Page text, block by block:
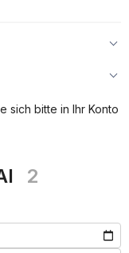
***
***
sich bitte in Ihr Konto
2